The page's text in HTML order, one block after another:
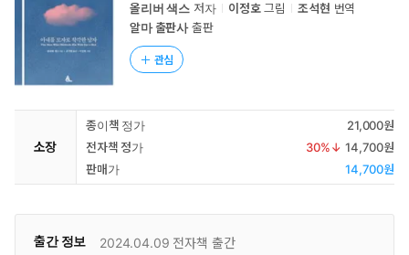
올리버 색스 저자 이정호그림 조석현 번역
알마 출판사출판
관심
소장
종이책 정가
21,000원
전자책 정가
30%↓ 14,700원
판매가
14,700원
출간 정보 2024.04.09 전자책 출간